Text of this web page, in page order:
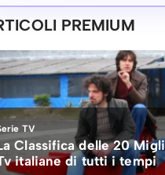
PREMIUM